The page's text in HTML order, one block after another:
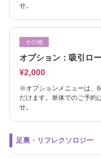
せ。
その他
オプション：吸引ロ
¥2,000
※オプションメニューは、
だけます。単体でのご予約
せ。
足裏・リフレクソロジー